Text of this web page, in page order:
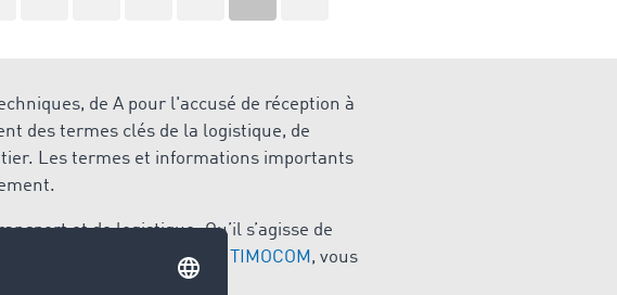
de A pour l'accusé de réception à
des termes clés de la logistique, de
Les termes et informations importants
et de logistique. Qu’il s’agisse de
la
Place de Marché de TIMOCOM , vous
degré de numérisation.